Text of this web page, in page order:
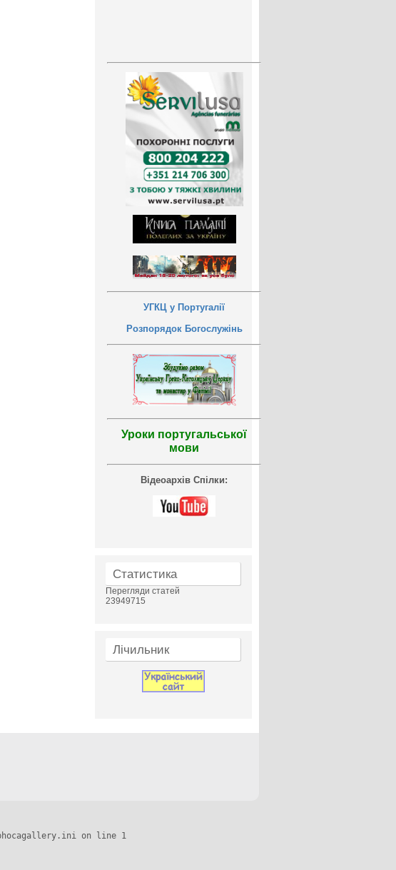
УГКЦ у Португалії
Розпорядок Богослужінь
Уроки португальської
мови
Відеоархів Спілки:
Статистика
Перегляди статей
23949715
Лічильник
on line 1